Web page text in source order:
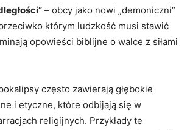
– obcy jako nowi „demoniczni”
którym ludzkość musi stawić
opowieści biblijne o walce z siłami
często zawierają głębokie
i etyczne, które odbijają się w
religijnych. Przykłady te